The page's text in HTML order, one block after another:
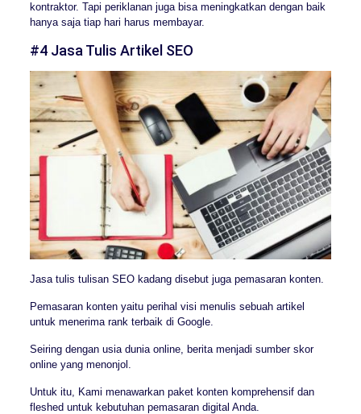
kontraktor. Tapi periklanan juga bisa meningkatkan dengan baik
hanya saja tiap hari harus membayar.
#4 Jasa Tulis Artikel SEO
Jasa tulis tulisan SEO kadang disebut juga pemasaran konten.
Pemasaran konten yaitu perihal visi menulis sebuah artikel
untuk menerima rank terbaik di Google.
Seiring dengan usia dunia online, berita menjadi sumber skor
online yang menonjol.
Untuk itu, Kami menawarkan paket konten komprehensif dan
fleshed untuk kebutuhan pemasaran digital Anda.